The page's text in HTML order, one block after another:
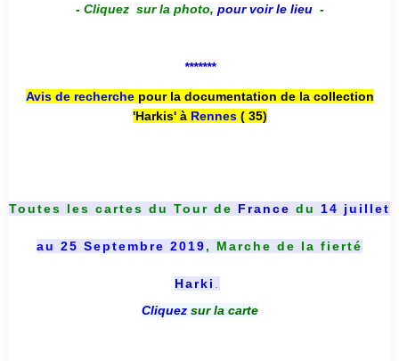
- Cliquez sur la photo, pour voir le lieu -
*******
Avis de recherche pour la documentation de la collection
'Harkis' à Rennes( 35)
Toutes les cartes du Tour de France du 14 juillet
au 25 Septembre 2019, Marche de la fierté
Harki .
Cliquez sur la carte